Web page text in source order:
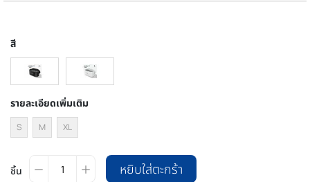
สี
รายละเอียดเพิ่มเติม
S M XL
ชิ้น หยิบใส่ตะกร้า